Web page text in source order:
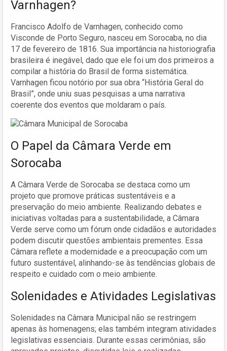
Varnhagen?
Francisco Adolfo de Varnhagen, conhecido como
Visconde de Porto Seguro, nasceu em Sorocaba, no dia
17 de fevereiro de 1816. Sua importância na historiografia
brasileira é inegável, dado que ele foi um dos primeiros a
compilar a história do Brasil de forma sistemática.
Varnhagen ficou notório por sua obra “História Geral do
Brasil”, onde uniu suas pesquisas a uma narrativa
coerente dos eventos que moldaram o país.
O Papel da Câmara Verde em
Sorocaba
A Câmara Verde de Sorocaba se destaca como um
projeto que promove práticas sustentáveis e a
preservação do meio ambiente. Realizando debates e
iniciativas voltadas para a sustentabilidade, a Câmara
Verde serve como um fórum onde cidadãos e autoridades
podem discutir questões ambientais prementes. Essa
Câmara reflete a modernidade e a preocupação com um
futuro sustentável, alinhando-se às tendências globais de
respeito e cuidado com o meio ambiente.
Solenidades e Atividades Legislativas
Solenidades na Câmara Municipal não se restringem
apenas às homenagens; elas também integram atividades
legislativas essenciais. Durante essas cerimônias, são